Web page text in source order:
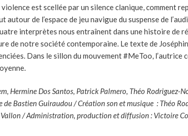
est scellée par un silence clanique, comment
de l’espace de jeu navigue du suspense de
interprètes nous entraînent dans une histoire de
de notre société contemporaine. Le texte de
Dans le sillon du mouvement #MeToo, l’autrice
Hermine Dos Santos, Patrick Palmero, Théo Rodriguez-
de Bastien Guiraudou/Création son et musique : Théo
/Administration, production et diffusion : Victoire